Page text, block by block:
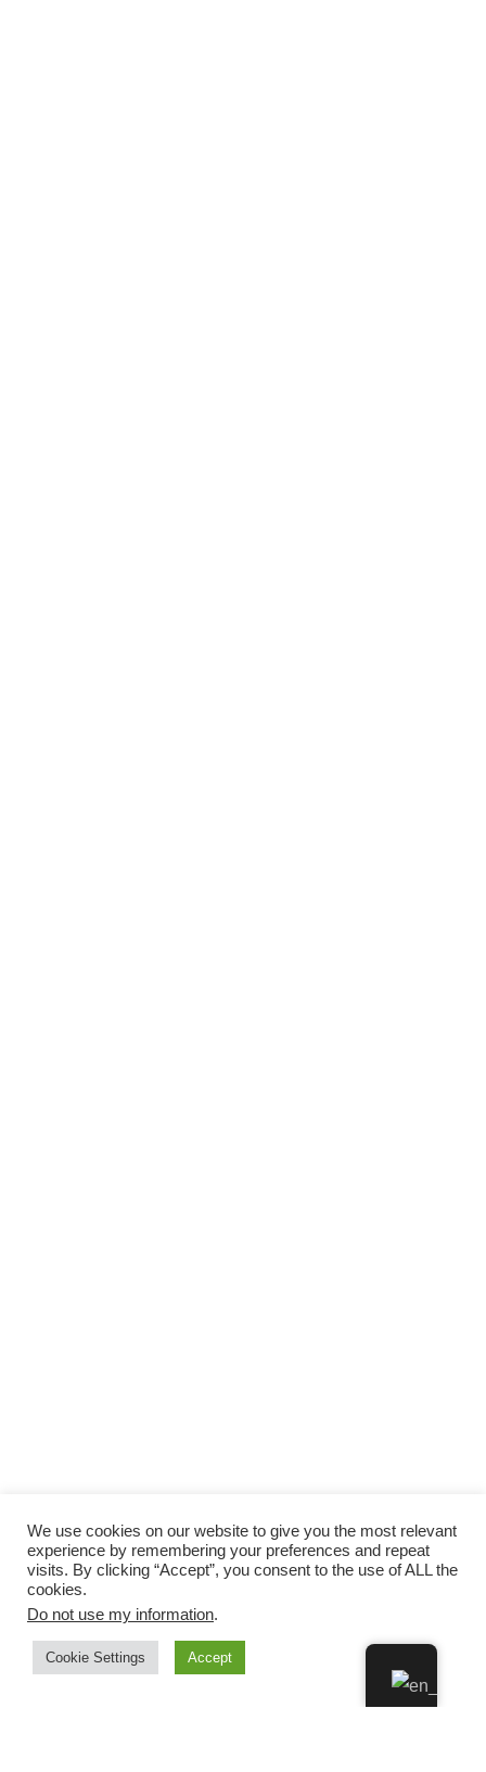
We use cookies on our website to give you the most relevant
experience by remembering your preferences and repeat
visits. By clicking “Accept”, you consent to the use of ALL the
cookies.
Do not use my information.
Cookie Settings Accept